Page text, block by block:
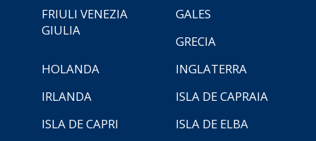
FRIULI VENEZIA
GIULIA
GALES
GRECIA
HOLANDA
INGLATERRA
IRLANDA
ISLA DE CAPRAIA
ISLA DE CAPRI
ISLA DE ELBA